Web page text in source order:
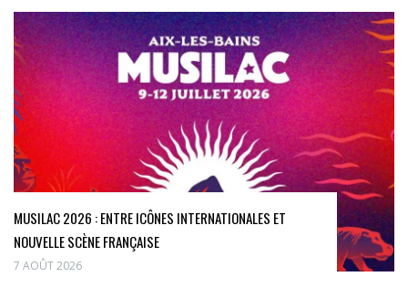
MUSILAC 2026 : ENTRE ICÔNES INTERNATIONALES ET
NOUVELLE SCÈNE FRANÇAISE
7 AOÛT 2026